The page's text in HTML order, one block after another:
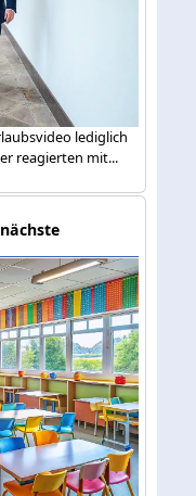
lediglich
reagierten mit...